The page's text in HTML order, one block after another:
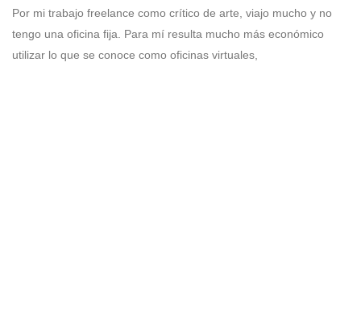
Por mi trabajo freelance como crítico de arte, viajo mucho y no
tengo una oficina fija. Para mí resulta mucho más económico
utilizar lo que se conoce como oficinas virtuales,